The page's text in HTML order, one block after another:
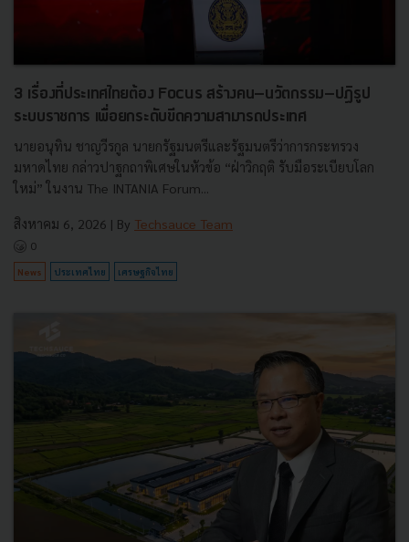
3 เรื่องที่ประเทศไทยต้อง Focus สร้างคน–นวัตกรรม–ปฏิรูป
ระบบราชการ เพื่อยกระดับขีดความสามารถประเทศ
นายอนุทิน ชาญวีรกูล นายกรัฐมนตรีและรัฐมนตรีว่าการกระทรวง
มหาดไทย กล่าวปาฐกถาพิเศษในหัวข้อ “ฝ่าวิกฤติ รับมือระเบียบโลก
ใหม่” ในงาน The INTANIA Forum...
สิงหาคม 6, 2026 | By Techsauce Team
0
News ประเทศไทย เศรษฐกิจไทย